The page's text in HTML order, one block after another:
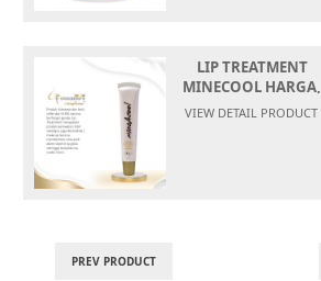
LIP TREATMENT
MINECOOL HARGA,
CARA
VIEW DETAIL PRODUCT
PREV PRODUCT